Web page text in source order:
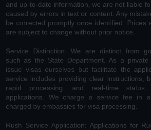
and up-to-date information, we are not liable
caused by errors in text or content. Any
be corrected promptly once identified. Prices
are subject to change without prior notice.
Service Distinction: We are distinct from
such as the State Department. As a
issue visas ourselves but facilitate the
service includes providing clear instructions,
rapid processing, and real-time
applications. We charge a service fee in
charged by embassies for visa processing.
Rush Service Application: Applications for